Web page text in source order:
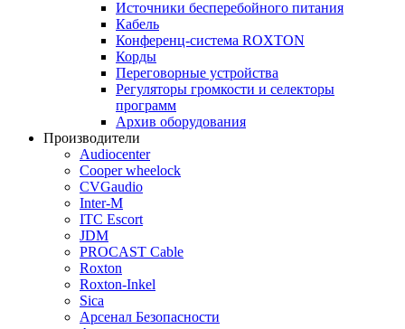
Источники бесперебойного питания
Кабель
Конференц-система ROXTON
Корды
Переговорные устройства
Регуляторы громкости и селекторы
программ
Архив оборудования
Производители
Audiocenter
Cooper wheelock
CVGaudio
Inter-M
ITC Escort
JDM
PROCAST Cable
Roxton
Roxton-Inkel
Sica
Арсенал Безопасности